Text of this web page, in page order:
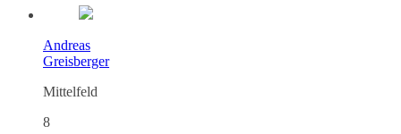
Andreas
Greisberger
Mittelfeld
8